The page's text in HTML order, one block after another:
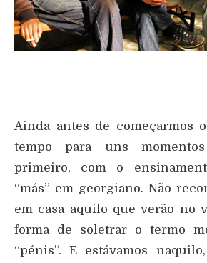
Ainda antes de começarmos
tempo para uns
primeiro, com o
“más” em georgiano. Não
em casa aquilo que verão no
forma de soletrar o termo
“pénis”. E estávamos